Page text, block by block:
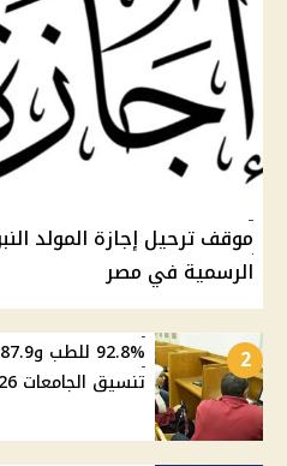
الرسمية في مصر
2
تنسيق الجامعات 2026 وأماكن المرحلة الثانية